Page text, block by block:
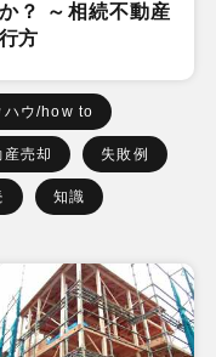
？ ～相続不動産
方
ハウ/how to
産売却 失敗例
知識